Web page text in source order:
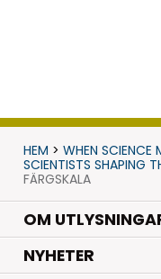
HEM > WHEN SCIENCE
SCIENTISTS SHAPING
FÄRGSKALA
OM
NYHETER.